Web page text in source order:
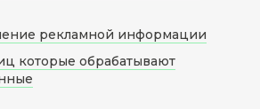
рекламной информации
которые обрабатывают